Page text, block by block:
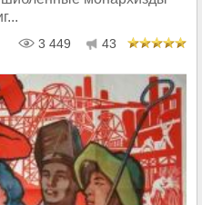
3 449 43